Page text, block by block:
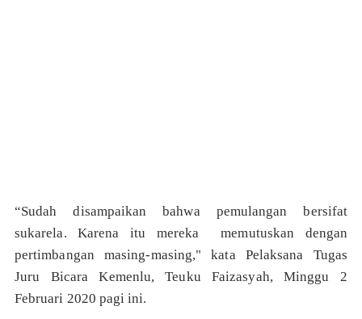
“Sudah disampaikan bahwa pemulangan bersifat
sukarela. Karena itu mereka memutuskan dengan
pertimbangan masing-masing," kata Pelaksana Tugas
Juru Bicara Kemenlu, Teuku Faizasyah, Minggu 2
Februari 2020 pagi ini.